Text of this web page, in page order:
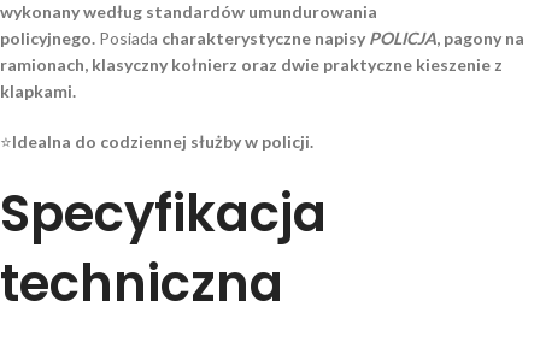
wykonany według standardów umundurowania
policyjnego. Posiada charakterystyczne napisy POLICJA, pagony na
ramionach, klasyczny kołnierz oraz dwie praktyczne kieszenie z
klapkami.
⭐Idealna do codziennej służby w policji.
Specyfikacja
techniczna